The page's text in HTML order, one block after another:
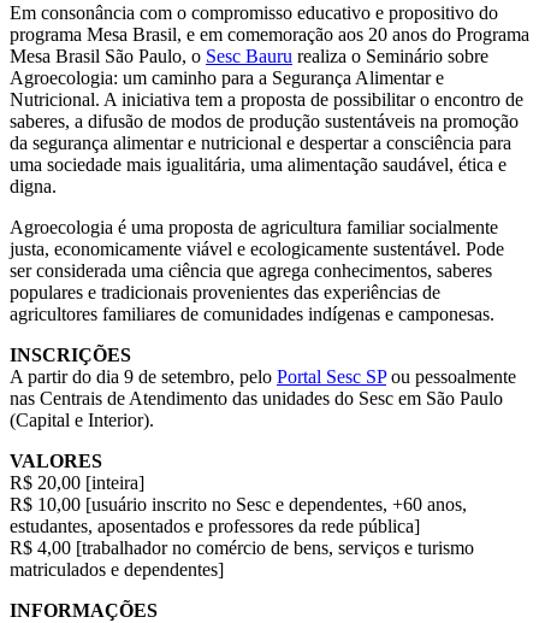
Em consonância com o compromisso educativo e propositivo do
programa Mesa Brasil, e em comemoração aos 20 anos do Programa
Mesa Brasil São Paulo, o Sesc Bauru realiza o Seminário sobre
Agroecologia: um caminho para a Segurança Alimentar e
Nutricional. A iniciativa tem a proposta de possibilitar o encontro de
saberes, a difusão de modos de produção sustentáveis na promoção
da segurança alimentar e nutricional e despertar a consciência para
uma sociedade mais igualitária, uma alimentação saudável, ética e
digna.
Agroecologia é uma proposta de agricultura familiar socialmente
justa, economicamente viável e ecologicamente sustentável. Pode
ser considerada uma ciência que agrega conhecimentos, saberes
populares e tradicionais provenientes das experiências de
agricultores familiares de comunidades indígenas e camponesas.
INSCRIÇÕES
A partir do dia 9 de setembro, pelo Portal Sesc SPou pessoalmente
nas Centrais de Atendimento das unidades do Sesc em São Paulo
(Capital e Interior).
VALORES
R$ 20,00 [inteira]
R$ 10,00 [usuário inscrito no Sesc e dependentes, +60 anos,
estudantes, aposentados e professores da rede pública]
R$ 4,00 [trabalhador no comércio de bens, serviços e turismo
matriculados e dependentes]
INFORMAÇÕES